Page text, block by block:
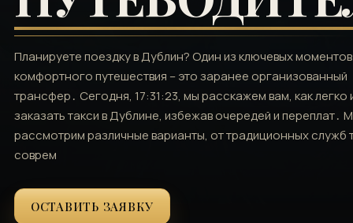
Планируете поездку в Дублин? Один из ключевых моментов
комфортного путешествия – это заранее организованный
трансфер․ Сегодня, 17:31:23, мы расскажем вам, как легко
заказать такси в Дублине, избежав очередей и переплат․
рассмотрим различные варианты, от традиционных служб
соврем
ОСТАВИТЬ ЗАЯВКУ